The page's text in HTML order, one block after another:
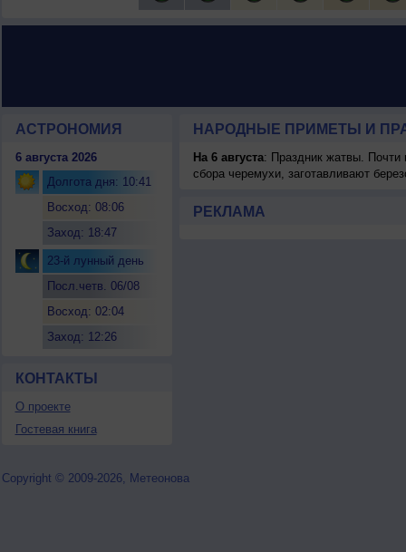
АСТРОНОМИЯ
6 августа 2026
Долгота дня: 10:41
Восход: 08:06
Заход: 18:47
23-й лунный день
Посл.четв. 06/08
Восход: 02:04
Заход: 12:26
КОНТАКТЫ
О проекте
Гостевая книга
НАРОДНЫЕ ПРИМЕТЫ И
На 6 августа: Праздник жатвы. Почти
сбора черемухи, заготавливают
РЕКЛАМА
Copyright © 2009-2026, Метеонова